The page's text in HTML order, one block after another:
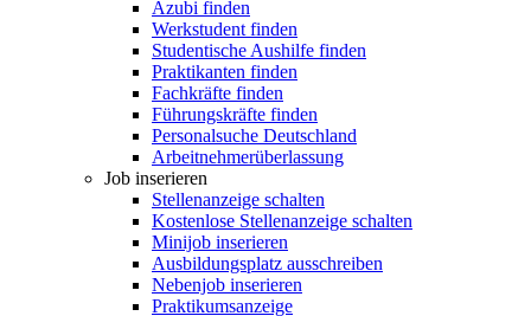
Azubi finden
Werkstudent finden
Studentische Aushilfe finden
Praktikanten finden
Fachkräfte finden
Führungskräfte finden
Personalsuche Deutschland
Arbeitnehmerüberlassung
Job inserieren
Stellenanzeige schalten
Kostenlose Stellenanzeige schalten
Minijob inserieren
Ausbildungsplatz ausschreiben
Nebenjob inserieren
Praktikumsanzeige